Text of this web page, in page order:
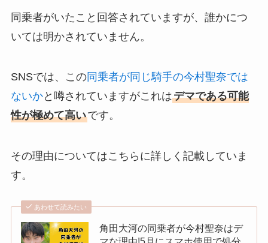
同乗者がいたこと回答されていますが、誰かにつ
いては明かされていません。
SNSでは、この同乗者が同じ騎手の今村聖奈では
ないかと噂されていますがこれはデマである可能
性が極めて高いです。
その理由についてはこちらに詳しく記載していま
す。
あわせて読みたい
角田大河の同乗者が今村聖奈はデ